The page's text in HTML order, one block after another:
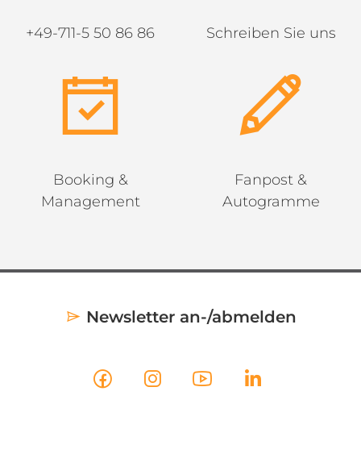
+49-711-5 50 86 86 Schreiben Sie uns
Booking &
Management
Fanpost &
Autogramme
Newsletter an-/abmelden